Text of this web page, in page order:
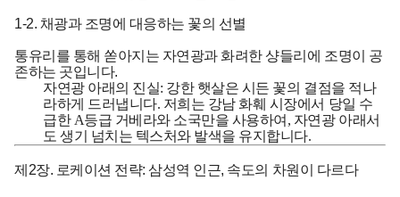
1-2. 채광과 조명에 대응하는 꽃의 선별
통유리를 통해 쏟아지는 자연광과 화려한 샹들리에 조명이 공
존하는 곳입니다.
자연광 아래의 진실: 강한 햇살은 시든 꽃의 결점을 적나
라하게 드러냅니다. 저희는 강남 화훼 시장에서 당일 수
급한 A등급 거베라와 소국만을 사용하여, 자연광 아래서
도 생기 넘치는 텍스처와 발색을 유지합니다.
제2장. 로케이션 전략: 삼성역 인근, 속도의 차원이 다르다